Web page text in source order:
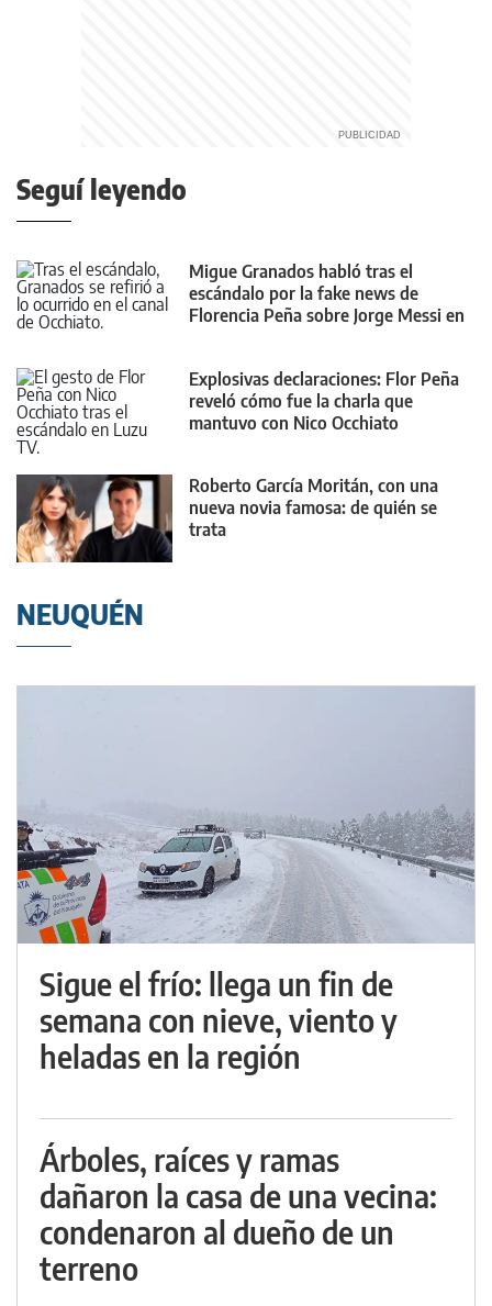
Seguí leyendo
Migue Granados habló tras el
escándalo por la fake news de
Florencia Peña sobre Jorge Messi en
Explosivas declaraciones: Flor Peña
reveló cómo fue la charla que
mantuvo con Nico Occhiato
Roberto García Moritán, con una
nueva novia famosa: de quién se
trata
NEUQUÉN
Sigue el frío: llega un fin de
semana con nieve, viento y
heladas en la región
Árboles, raíces y ramas
dañaron la casa de una vecina:
condenaron al dueño de un
terreno